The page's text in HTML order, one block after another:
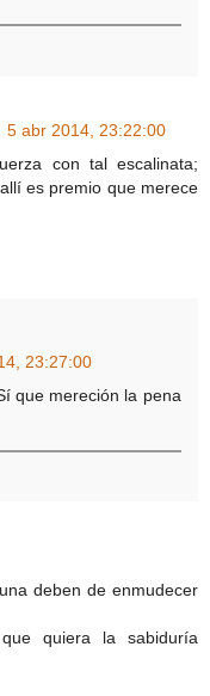
5 abr 2014, 23:22:00
con tal escalinata;
es premio que merece
23:27:00
que mereción la pena
deben de enmudecer
quiera la sabiduría